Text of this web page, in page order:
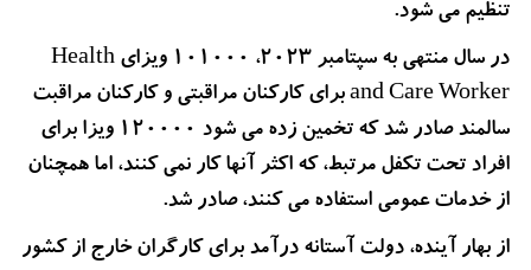
تنظیم می شود.
در سال منتهی به سپتامبر 2023، 101000 ویزای Health
and Care Worker برای کارکنان مراقبتی و کارکنان مراقبت
سالمند صادر شد که تخمین زده می شود 120000 ویزا برای
افراد تحت تکفل مرتبط، که اکثر آنها کار نمی کنند، اما همچنان
از خدمات عمومی استفاده می کنند، صادر شد.
از بهار آینده، دولت آستانه درآمد برای کارگران خارج از کشور